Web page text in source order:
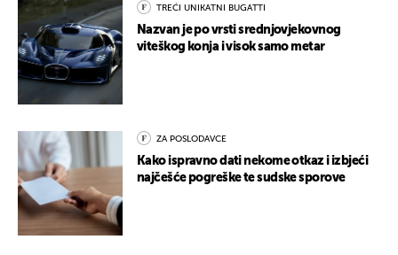
TREĆI UNIKATNI BUGATTI
Nazvan je po vrsti srednjovjekovnog
viteškog konja i visok samo metar
ZA POSLODAVCE
Kako ispravno dati nekome otkaz i izbjeći
najčešće pogreške te sudske sporove